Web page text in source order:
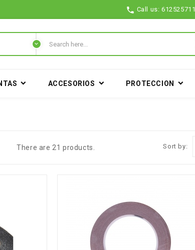
 Call us: 612525711
ACCESORIOS PROTECCION
There are 21 products. Sort by: